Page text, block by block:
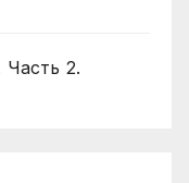
Часть 2.